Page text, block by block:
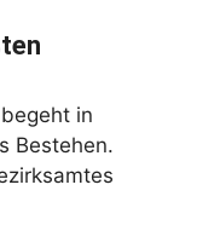
in
Bestehen.